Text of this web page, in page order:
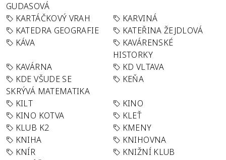
GUDASOVÁ
KARTÁČKOVÝ VRAH
KARVINÁ
KATEDRA GEOGRAFIE
KATEŘINA ŽEJDLOVÁ
KÁVA
KAVÁRENSKÉ
HISTORKY
KAVÁRNA
KD VLTAVA
KDE VŠUDE SE
SKRÝVÁ MATEMATIKA
KEŇA
KILT
KINO
KINO KOTVA
KLEŤ
KLUB K2
KMENY
KNIHA
KNIHOVNA
KNÍR
KNIŽNÍ KLUB